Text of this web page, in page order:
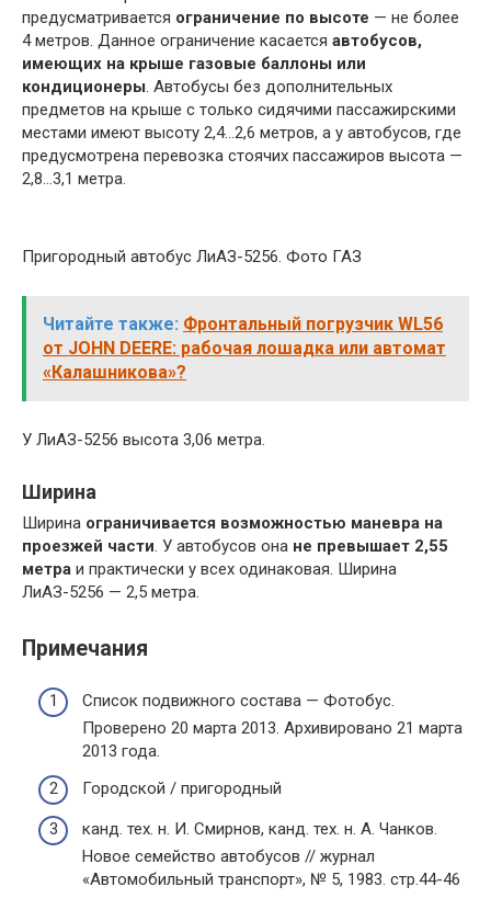
предусматривается ограничение по высоте — не более
4 метров. Данное ограничение касается автобусов,
имеющих на крыше газовые баллоны или
кондиционеры. Автобусы без дополнительных
предметов на крыше с только сидячими пассажирскими
местами имеют высоту 2,4…2,6 метров, а у автобусов, где
предусмотрена перевозка стоячих пассажиров высота —
2,8…3,1 метра.
Пригородный автобус ЛиАЗ-5256. Фото ГАЗ
Читайте также: Фронтальный погрузчик WL56
от JOHN DEERE: рабочая лошадка или автомат
«Калашникова»?
У ЛиАЗ-5256 высота 3,06 метра.
Ширина
Ширина ограничивается возможностью маневра на
проезжей части. У автобусов она не превышает 2,55
метра и практически у всех одинаковая. Ширина
ЛиАЗ-5256 — 2,5 метра.
Примечания
Список подвижного состава — Фотобус.
Проверено 20 марта 2013. Архивировано 21 марта
2013 года.
Городской / пригородный
канд. тех. н. И. Смирнов, канд. тех. н. А. Чанков.
Новое семейство автобусов // журнал
«Автомобильный транспорт», № 5, 1983. стр.44-46